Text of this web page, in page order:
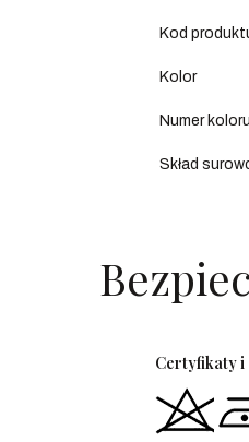
Kod
Kolor
Numer koloru
Skład
Certyfikaty i